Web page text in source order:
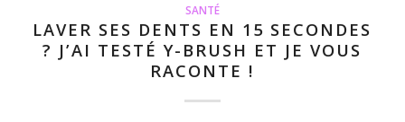
SANTÉ
LAVER SES DENTS EN 15 SECONDES
? J’AI TESTÉ Y-BRUSH ET JE VOUS
RACONTE !